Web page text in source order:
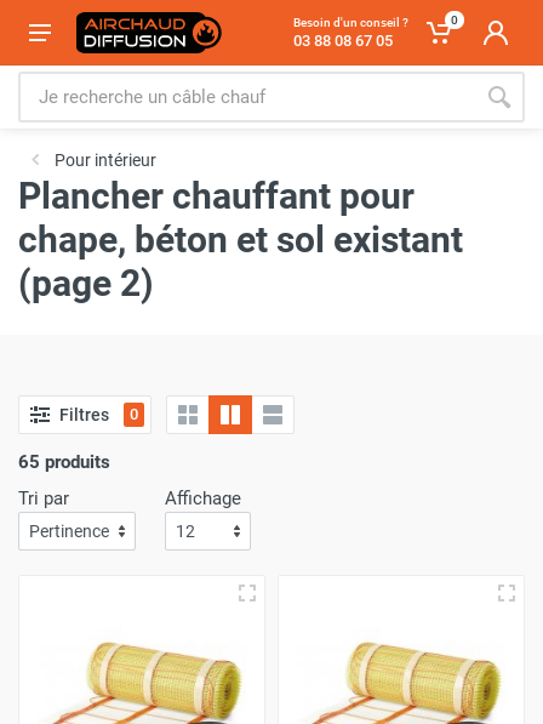
Besoin d'un conseil ?
03 88 08 67 05
0
Pour intérieur
Plancher chauffant pour
chape, béton et sol existant
(page 2)
Filtres 0
65 produits
Tri par
Affichage